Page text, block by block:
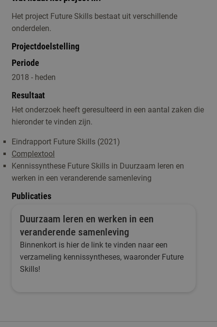
Het project Future Skills bestaat uit verschillende
onderdelen.
Projectdoelstelling
Periode
2018 - heden
Resultaat
Het onderzoek heeft geresulteerd in een aantal zaken die
hieronder te vinden zijn.
Eindrapport Future Skills (2021)
Complextool
Kennissynthese Future Skills in Duurzaam leren en
werken in een veranderende samenleving
Publicaties
Duurzaam leren en werken in een
veranderende samenleving
Binnenkort is hier de link te vinden naar een
verzameling kennissyntheses, waaronder Future
Skills!